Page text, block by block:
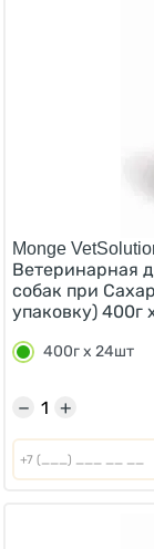
Monge
Ветеринарная
собак при
упаковку) 400г
400г х 24шт
+
−